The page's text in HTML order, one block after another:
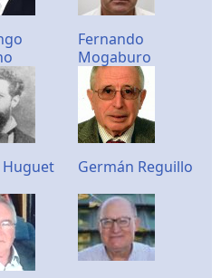
Fernando
Mogaburo
Huguet Germán Reguillo